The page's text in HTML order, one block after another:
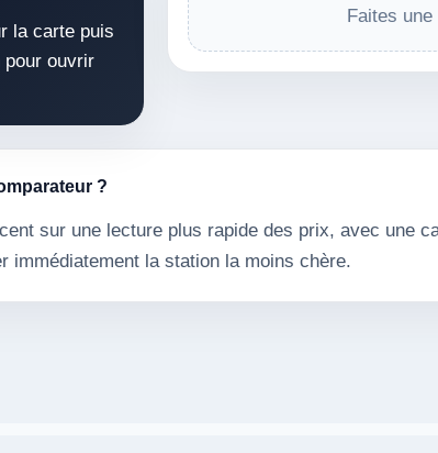
la carte puis
ouvrir
Faites
?
sur une lecture plus rapide des prix, avec une
immédiatement la station la moins chère.